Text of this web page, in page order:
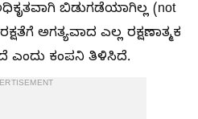
ಬಿಡುಗಡೆಯಾಗಿಲ್ಲ (not
ಅಗತ್ಯವಾದ ಎಲ್ಲ ರಕ್ಷಣಾತ್ಮಕ
ಎಂದು ಕಂಪನಿ ತಿಳಿಸಿದೆ.